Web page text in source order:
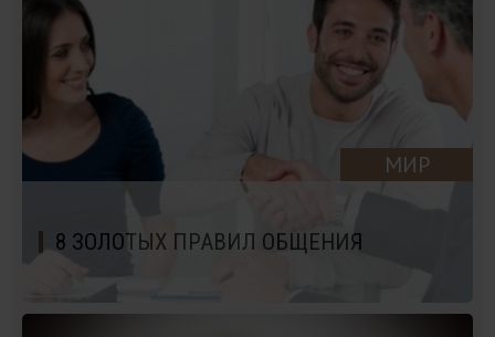
МИР
8 ЗОЛОТЫХ ПРАВИЛ ОБЩЕНИЯ